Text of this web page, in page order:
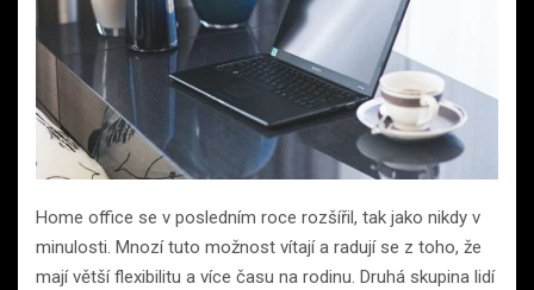
Home office se v posledním roce rozšířil, tak jako nikdy v
minulosti. Mnozí tuto možnost vítají a radují se z toho, že
mají větší flexibilitu a více času na rodinu. Druhá skupina lidí